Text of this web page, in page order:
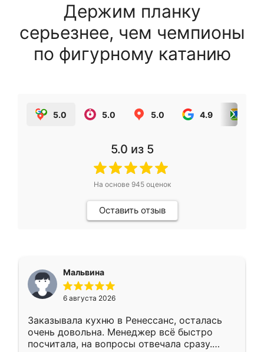
Держим планку
серьезнее, чем чемпионы
по фигурному катанию
5.0 5.0 5.0 4.9
5.0 из 5
На основе 945оценок
Оставить отзыв
Мальвина
6 августа 2026
Заказывала кухню в Ренессанс, осталась
очень довольна. Менеджер всё быстро
посчитала, на вопросы отвечала сразу.